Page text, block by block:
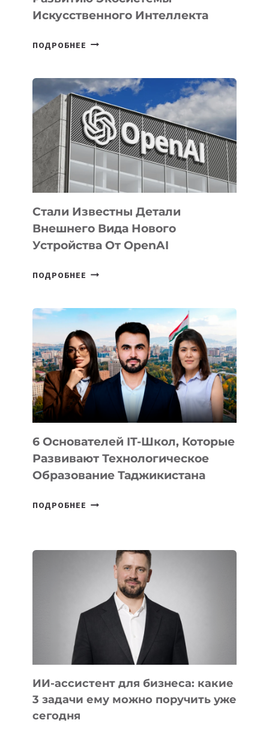
Искусственного Интеллекта
ПОДРОБНЕЕ
ПРИОРИТЕТНЫЕ
ЗАДАЧИ
ПО
РАЗВИТИЮ
ЭКОСИСТЕМЫ
ИСКУССТВЕННОГО
ИНТЕЛЛЕКТА
Стали Известны Детали
Внешнего Вида Нового
Устройства От OpenAI
ПОДРОБНЕЕ СТАЛИ
ВНЕШНЕГО
ВИДА
НОВОГО
УСТРОЙСТВА
ОТ
OPENAI
6 Основателей IT-Школ, Которые
Развивают Технологическое
Образование Таджикистана
ПОДРОБНЕЕ
КОТОРЫЕ
РАЗВИВАЮТ
ТЕХНОЛОГИЧЕСКОЕ
ОБРАЗОВАНИЕ
ТАДЖИКИСТАНА
ИИ-ассистент для бизнеса: какие
3 задачи ему можно поручить уже
сегодня